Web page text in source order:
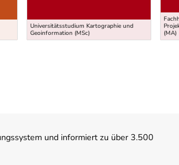
Universitätsstudium Kartographie und
Geoinformation (MSc)
(MA)
und informiert zu über 3.500